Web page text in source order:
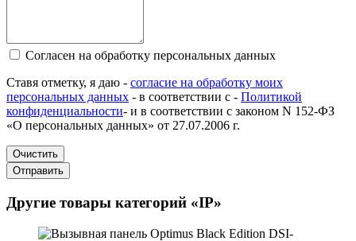
Согласен на обработку персональных данных
Ставя отметку, я даю - согласие на обработку моих
персональных данных - в соответствии с - Политикой
конфиденциальности- и в соответствии с законом N 152-ФЗ
«О персональных данных» от 27.07.2006 г.
Очистить
Отправить
Другие товары категорий «IP»